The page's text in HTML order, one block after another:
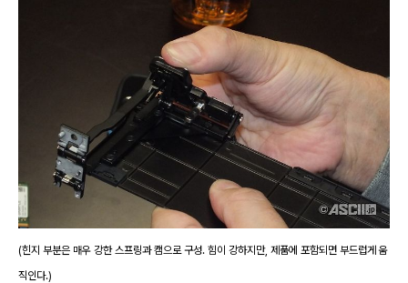
(힌지 부분은 매우 강한 스프링과 캠으로 구성. 힘이 강하지만, 제품에 포함되면 부드럽게 움
직인다.)